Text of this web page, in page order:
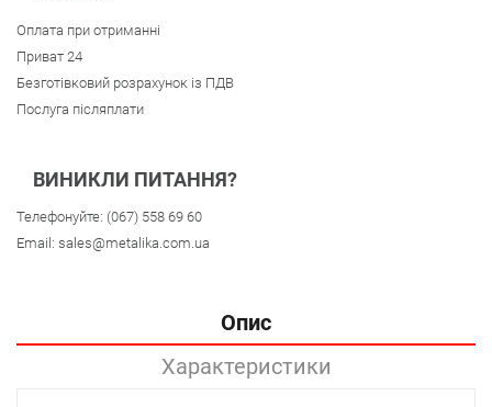
Оплата при отриманні
Приват 24
Безготівковий розрахунок із ПДВ
Послуга післяплати
ВИНИКЛИ ПИТАННЯ?
Телефонуйте: (067) 558 69 60
Email: sales@metalika.com.ua
Опис
Характеристики